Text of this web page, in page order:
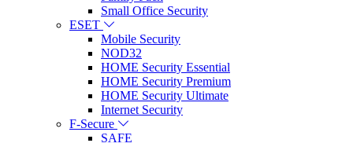
Small Office Security
ESET
Mobile Security
NOD32
HOME Security Essential
HOME Security Premium
HOME Security Ultimate
Internet Security
F-Secure
SAFE